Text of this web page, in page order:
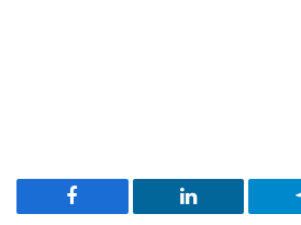
Facebook LinkedIn